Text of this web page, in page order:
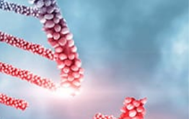
a la mortalidad Durante décadas, el consenso
sostuvo que el estilo de vida y el medio
ambiente eran los principales impulsores del
envejecimiento. Pero esa opinión está
reexaminada